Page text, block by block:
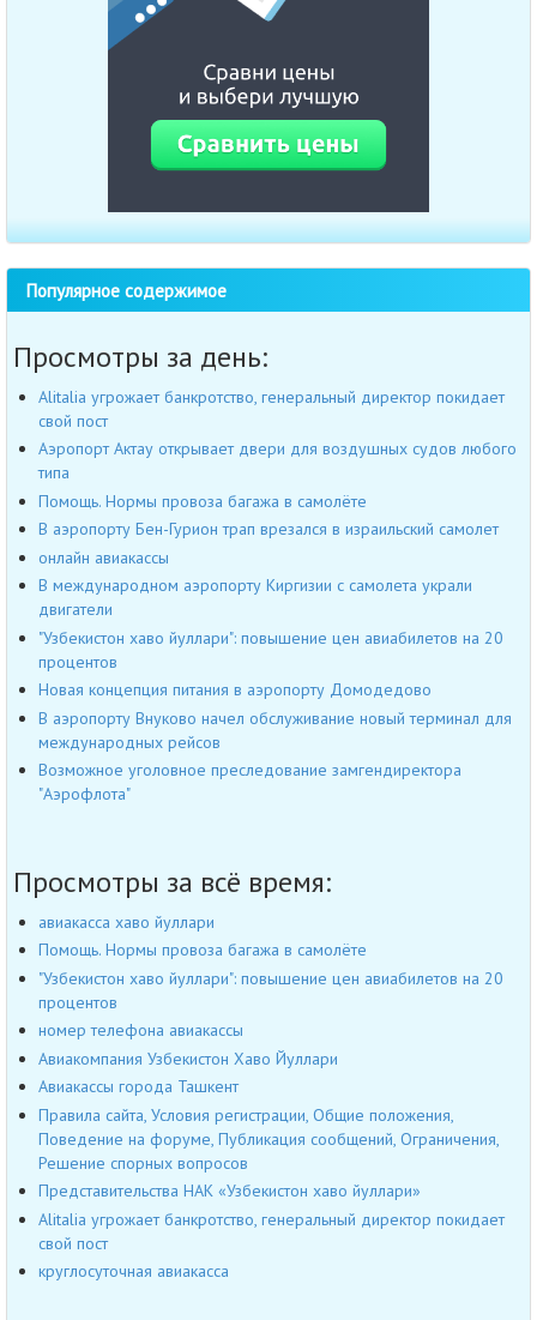
Популярное содержимое
Просмотры за день:
Alitalia угрожает банкротство, генеральный директор покидает
свой пост
Аэропорт Актау открывает двери для воздушных судов любого
типа
Помощь. Нормы провоза багажа в самолёте
В аэропорту Бен-Гурион трап врезался в израильский самолет
онлайн авиакассы
В международном аэропорту Киргизии с самолета украли
двигатели
"Узбекистон хаво йуллари": повышение цен авиабилетов на 20
процентов
Новая концепция питания в аэропорту Домодедово
В аэропорту Внуково начел обслуживание новый терминал для
международных рейсов
Возможное уголовное преследование замгендиректора
"Аэрофлота"
Просмотры за всё время:
авиакасса хаво йуллари
Помощь. Нормы провоза багажа в самолёте
"Узбекистон хаво йуллари": повышение цен авиабилетов на 20
процентов
номер телефона авиакассы
Авиакомпания Узбекистон Хаво Йуллари
Авиакассы города Ташкент
Правила сайта, Условия регистрации, Общие положения,
Поведение на форуме, Публикация сообщений, Ограничения,
Решение спорных вопросов
Представительства НАК «Узбекистон хаво йуллари»
Alitalia угрожает банкротство, генеральный директор покидает
свой пост
круглосуточная авиакасса